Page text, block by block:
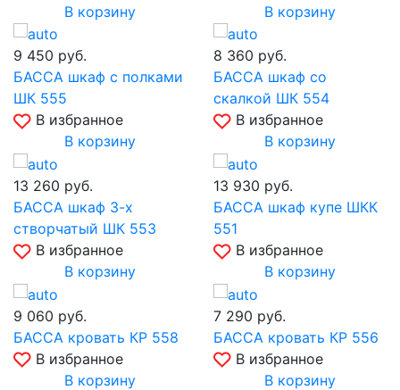
В корзину
В корзину
9 450 руб.
БАССА шкаф с полками
ШК 555
В избранное
В корзину
8 360 руб.
БАССА шкаф со
скалкой ШК 554
В избранное
В корзину
13 260 руб.
БАССА шкаф 3-х
створчатый ШК 553
В избранное
В корзину
13 930 руб.
БАССА шкаф купе ШКК
551
В избранное
В корзину
9 060 руб.
БАССА кровать КР 558
В избранное
В корзину
7 290 руб.
БАССА кровать КР 556
В избранное
В корзину